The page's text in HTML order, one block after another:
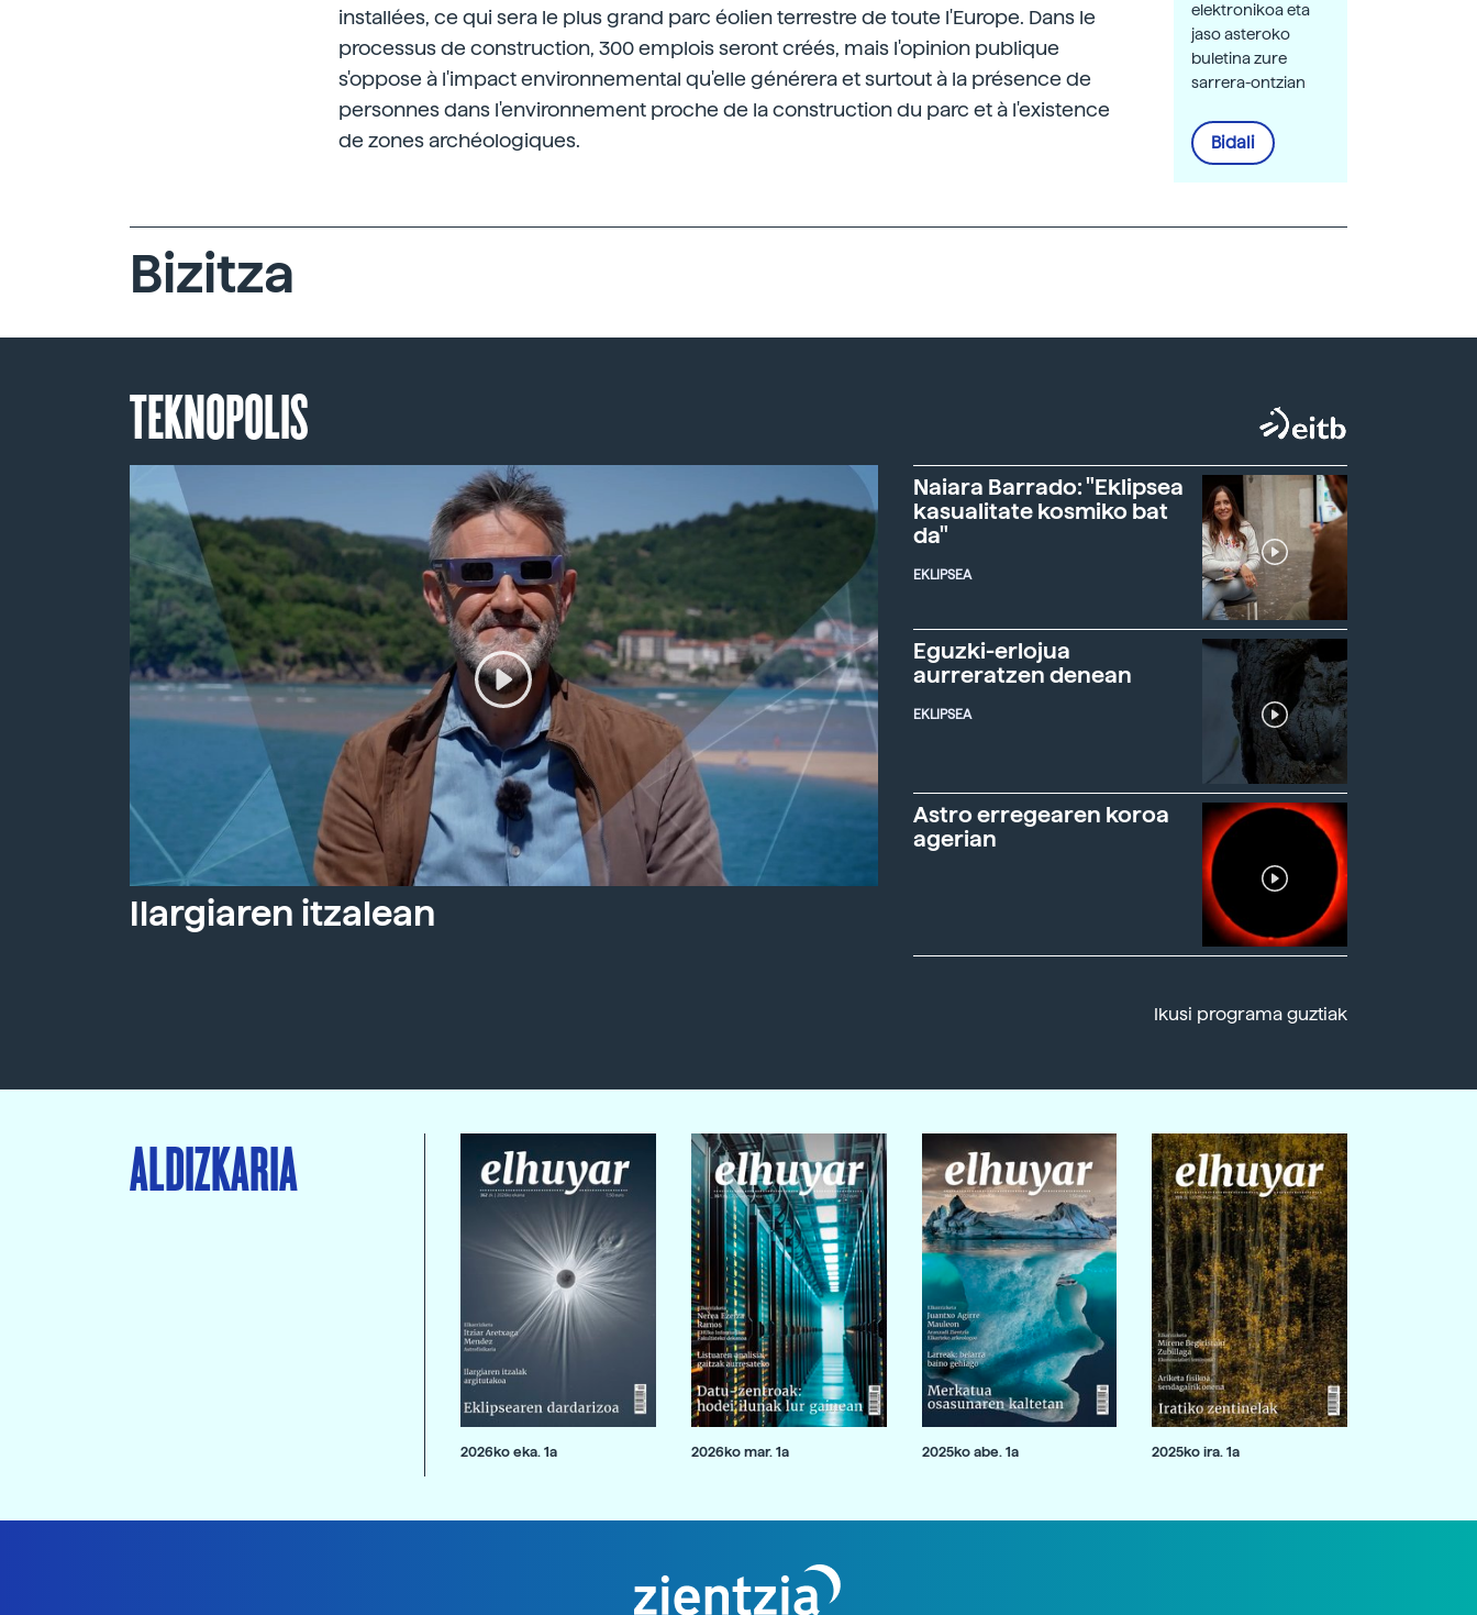
installées, ce qui sera le plus grand parc éolien terrestre de toute l'Europe. Dans le
processus de construction, 300 emplois seront créés, mais l'opinion publique
s'oppose à l'impact environnemental qu'elle générera et surtout à la présence de
personnes dans l'environnement proche de la construction du parc et à l'existence
de zones archéologiques.
elektronikoa eta
jaso asteroko
buletina zure
sarrera-ontzian
Bidali
Bizitza
TEKNOPOLIS
Ilargiaren itzalean
Naiara Barrado: "Eklipsea
kasualitate kosmiko bat
da"
EKLIPSEA
Eguzki-erlojua
aurreratzen denean
EKLIPSEA
Astro erregearen koroa
agerian
Ikusi programa guztiak
ALDIZKARIA
2026ko eka. 1a 2026ko mar. 1a 2025ko abe. 1a 2025ko ira. 1a